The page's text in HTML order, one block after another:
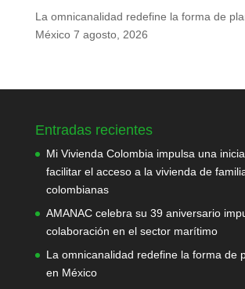
La omnicanalidad redefine la forma de
México 7 agosto, 2026
Entradas recientes
Mi Vivienda Colombia impulsa una
facilitar el acceso a la vivienda de
colombianas
AMANAC celebra su 39 aniversario
colaboración en el sector marítimo
La omnicanalidad redefine la forma de
en México